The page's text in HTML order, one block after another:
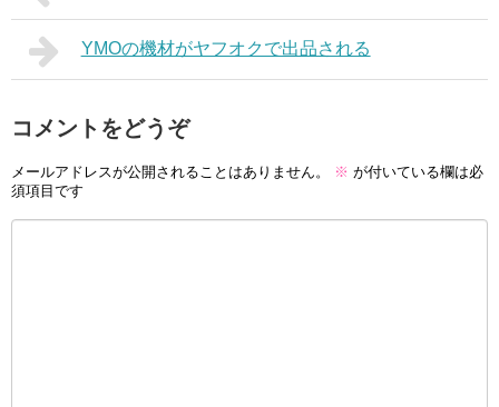
YMOの機材がヤフオクで出品される
コメントをどうぞ
メールアドレスが公開されることはありません。 ※ が付いている欄は必
須項目です